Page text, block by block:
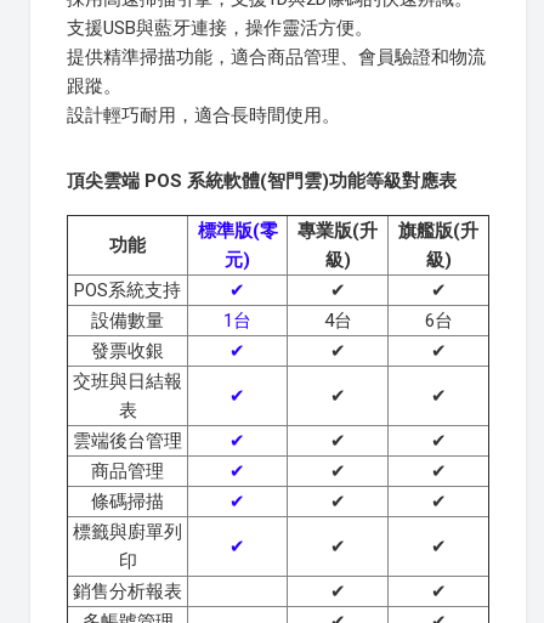
支援USB與藍牙連接，操作靈活方便。
提供精準掃描功能，適合商品管理、會員驗證和物流
跟蹤。
設計輕巧耐用，適合長時間使用。
頂尖雲端 POS 系統軟體(智門雲)功能等級對應表
功能
標準版(零
元)
專業版(升
級)
旗艦版(升
級)
POS系統支持
✔ ✔
✔
設備數量
1台 4台
6台
發票收銀
✔ ✔
✔
交班與日結報
表
✔ ✔ ✔
雲端後台管理 ✔ ✔
✔
商品管理
✔ ✔
✔
條碼掃描
✔ ✔
✔
標籤與廚單列
印
✔ ✔ ✔
銷售分析報表 ✔
✔